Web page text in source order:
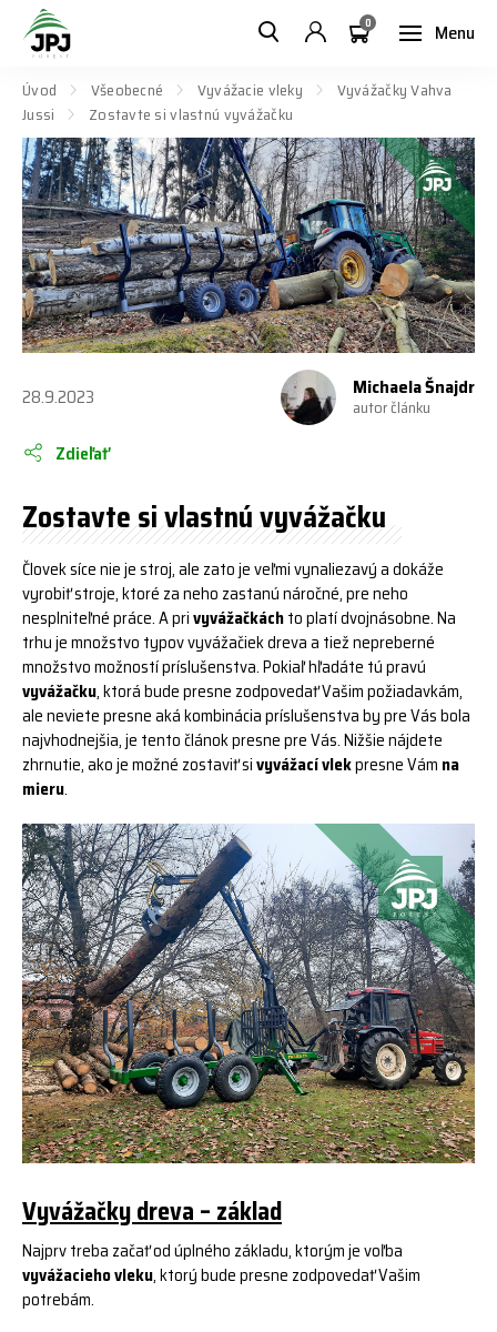
Menu
0
Úvod Všeobecné Vyvážacie vleky
Vyvážačky Vahva
Jussi
Zostavte si vlastnú vyvážačku
28.9.2023
Zdieľať
Michaela Šnajdr
autor článku
Zostavte si vlastnú vyvážačku
Človek síce nie je stroj, ale zato je veľmi vynaliezavý a dokáže
vyrobiť stroje, ktoré za neho zastanú náročné, pre neho
nesplniteľné práce. A privyvážačkáchto platí dvojnásobne. Na
trhu je množstvo typov vyvážačiek dreva a tiež nepreberné
množstvo možností príslušenstva. Pokiaľ hľadáte tú pravú
vyvážačku, ktorá bude presne zodpovedať Vašim požiadavkám,
ale neviete presne aká kombinácia príslušenstva by pre Vás bola
najvhodnejšia, je tento článok presne pre Vás. Nižšie nájdete
zhrnutie, ako je možné zostaviť sivyvážací vlekpresne Vám na
mieru.
Vyvážačky dreva – základ
Najprv treba začať od úplného základu, ktorým je voľba
vyvážacieho vleku, ktorý bude presne zodpovedať Vašim
potrebám.